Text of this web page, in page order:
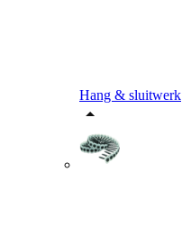
Hang & sluitwerk